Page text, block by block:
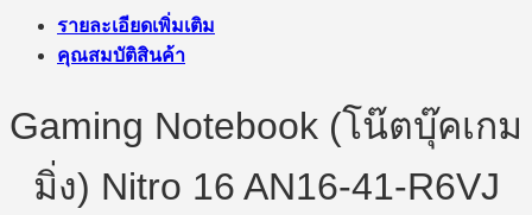
รายละเอียดเพิ่มเติม
คุณสมบัติสินค้า
Gaming Notebook (โน๊ตบุ๊คเกม
มิ่ง) Nitro 16 AN16-41-R6VJ